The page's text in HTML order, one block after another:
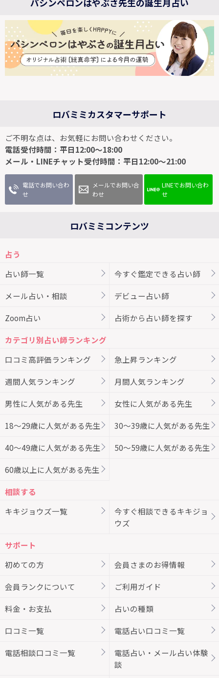
ロバミミカスタマーサポート
ご不明な点は、お気軽にお問い合わせください。
電話受付時間：平日12:00～18:00
メール・LINEチャット受付時間：平日12:00～21:00
電話でお問い合わ
せ
メールでお問い合
わせ
LINEでお問い合わ
せ
ロバミミコンテンツ
占う
占い師一覧
今すぐ鑑定できる占い師
メール占い・相談 デビュー占い師
Zoom占い 占術から占い師を探す
カテゴリ別占い師ランキング
口コミ高評価ランキング
急上昇ランキング
週間人気ランキング 月間人気ランキング
男性に人気がある先生 女性に人気がある先生
18～29歳に人気がある先生 30～39歳に人気がある先生
40～49歳に人気がある先生 50～59歳に人気がある先生
60歳以上に人気がある先生
相談する
キキジョウズ一覧
今すぐ相談できるキキジョ
ウズ
サポート
初めての方
会員さまのお得情報
会員ランクについて ご利用ガイド
料金・お支払 占いの種類
口コミ一覧 電話占い口コミ一覧
電話相談口コミ一覧
電話占い・メール占い体験
談